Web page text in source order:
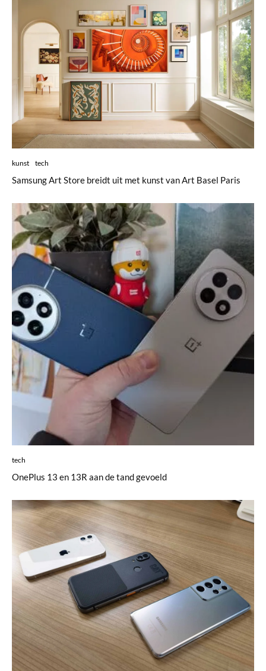
kunst tech
Samsung Art Store breidt uit met kunst van Art Basel Paris
tech
OnePlus 13 en 13R aan de tand gevoeld